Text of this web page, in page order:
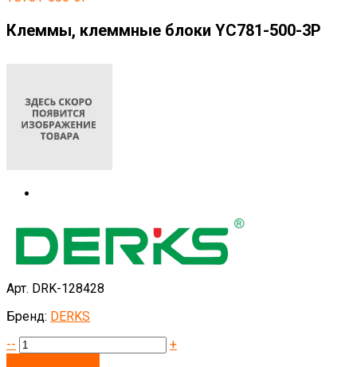
Клеммы, клеммные блоки YC781-500-3P
Арт. DRK-128428
Бренд: DERKS
--
+